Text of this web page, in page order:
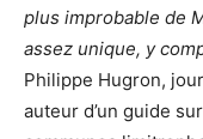
plus improbable de
assez unique, y
Philippe Hugron,
auteur d’un guide